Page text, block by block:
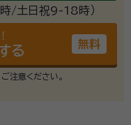
/土日祝9-18時）
る 無料
注意ください。